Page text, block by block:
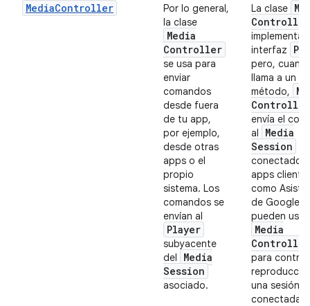
MediaController
Por lo general,
la clase
Media
Controller
se usa para
enviar
comandos
desde fuera
de tu app,
por ejemplo,
desde otras
apps o el
propio
sistema. Los
comandos se
envían al
Player
subyacente
del
Media
Session
asociado.
La clase
Controller
implementa
interfaz
pero,
llama a un
método,
Controller
envía el
al
Media
Session
conectado.
apps cliente,
como
de Google,
pueden usar
Media
Controller
para
una sesión
conectada.